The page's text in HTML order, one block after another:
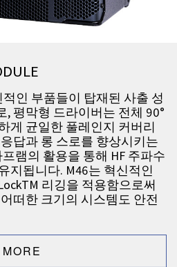
인 부품들이 탑재된 사출 성
, 평막형 드라이버는 전체 90°
게 균일한 풀레인지 커버리
답과 롱 스로를 향상시키는
램의 활용을 통해 HF 주파수
지됩니다. M46는 혁신적인
리깅을 적용함으로써
떠한 크기의 시스템도 안전